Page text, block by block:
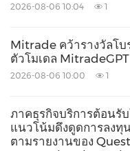
2026-08-06 10:04 1
Mitrade คว้ารางวัลโบ
ตัวโมเดล
2026-08-06 10:00 1
ภาคธุรกิจบริการต้อนรับ
แนวโน้มดึงดูดการลงทุ
ตามรายงานของ